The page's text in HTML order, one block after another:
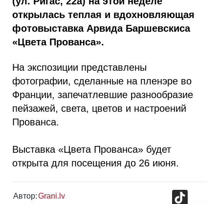
открылась теплая и вдохновляющая
фотовыставка Арвида Баршевскиса
«Цвета Прованса».
На экспозиции представлены
фотографии, сделанные на пленэре во
Франции, запечатлевшие разнообразие
пейзажей, света, цветов и настроений
Прованса.
Выставка «Цвета Прованса» будет
открыта для посещения до 26 июня.
Автор:Grani.lv